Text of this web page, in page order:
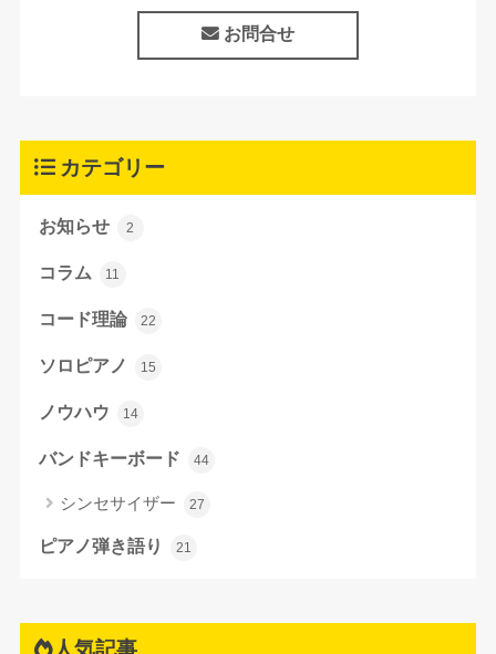
お問合せ
カテゴリー
お知らせ 2
コラム 11
コード理論 22
ソロピアノ 15
ノウハウ 14
バンドキーボード 44
シンセサイザー 27
ピアノ弾き語り 21
人気記事